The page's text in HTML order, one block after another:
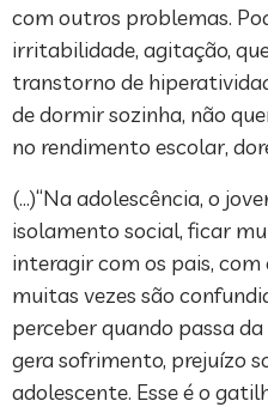
com outros problemas.
irritabilidade, agitação,
transtorno de
de dormir sozinha, não
no rendimento escolar,
(…)“Na adolescência, o
isolamento social, ficar
interagir com os pais, com
muitas vezes são
perceber quando passa
gera sofrimento, prejuízo
adolescente. Esse é o